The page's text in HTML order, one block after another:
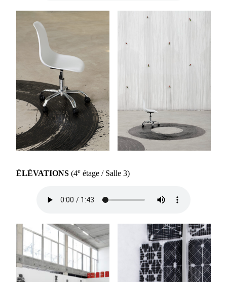
ÉLÉVATIONS (4e étage / Salle 3)